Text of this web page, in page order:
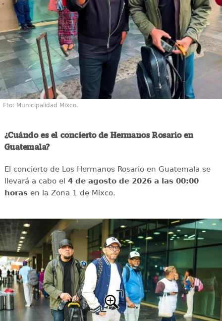
Fto: Municipalidad Mixco.
¿Cuándo es el concierto de Hermanos Rosario en
Guatemala?
El concierto de Los Hermanos Rosario en Guatemala se
llevará a cabo el 4 de agosto de 2026 a las 00:00
horasen la Zona 1 de Mixco.